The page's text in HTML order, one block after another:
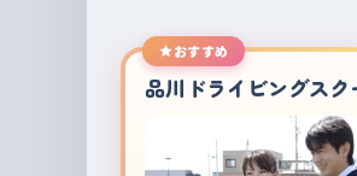
おすすめ
品川ドライビングスク